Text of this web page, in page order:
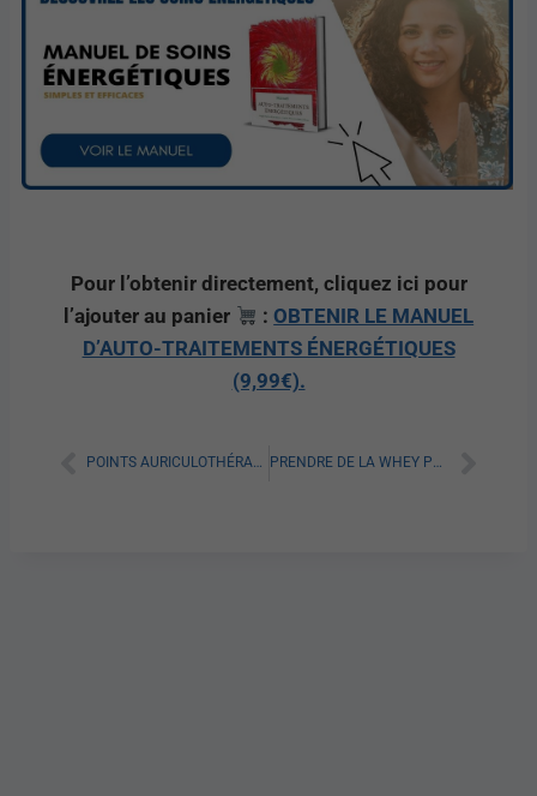
Pour l’obtenir directement, cliquez ici pour
l’ajouter au panier
: OBTENIR LE MANUEL
D’AUTO-TRAITEMENTS ÉNERGÉTIQUES
(9,99€).
POINTS AURICULOTHÉRAPIE POUR MAIGRIR : TOUT SAVOIR PRENDRE DE LA WHEY POUR MAIGRIR : TOUT SAVOIR